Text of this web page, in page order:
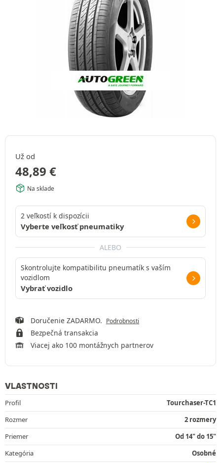
Už od
48,89 €
Na sklade
2 veľkostí k dispozícii
Vyberte veľkosť pneumatiky
ALEBO
Skontrolujte kompatibilitu pneumatík s vaším
vozidlom
Vybrať vozidlo
Doručenie ZADARMO. Podrobnosti
Bezpečná transakcia
Viacej ako 100 montážnych partnerov
VLASTNOSTI
Profil
Tourchaser-TC1
Rozmer
2 rozmery
Priemer
Od 14" do 15"
Kategória
Osobné